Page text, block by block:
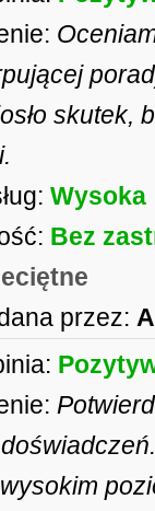
skutek,
Wysoka
Bez
przez: